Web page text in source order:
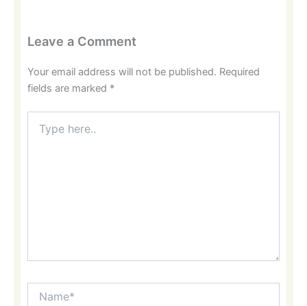
Leave a Comment
Your email address will not be published. Required
fields are marked *
here..